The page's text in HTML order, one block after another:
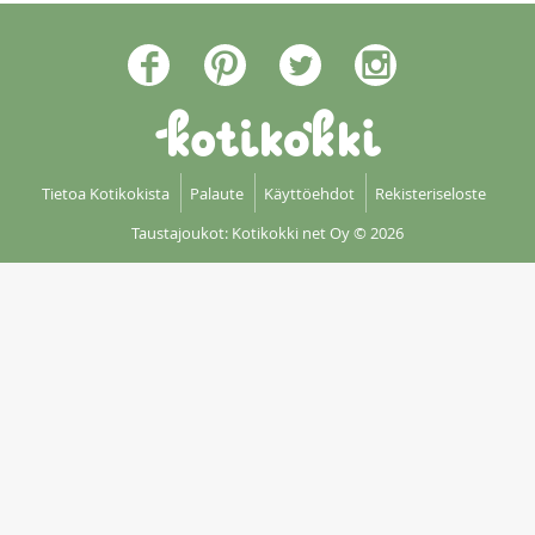
Tietoa Kotikokista Palaute Käyttöehdot
Rekisteriseloste
Taustajoukot: Kotikokki net Oy© 2026